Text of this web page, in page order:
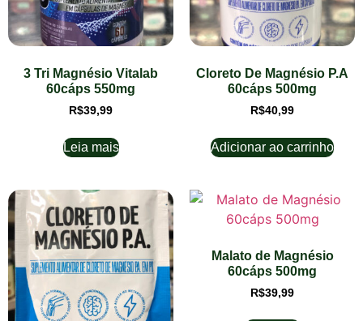
3 Tri Magnésio Vitalab
60cáps 550mg
R$39,99
Leia mais
Cloreto De Magnésio P.A
60cáps 500mg
R$40,99
Adicionar ao carrinho
Malato de Magnésio
60cáps 500mg
R$39,99